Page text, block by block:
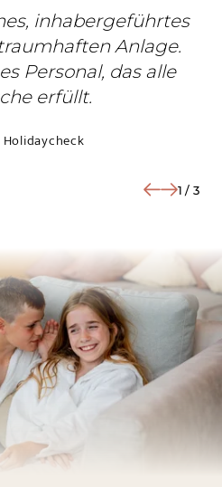
inhabergeführtes
Anlage.
Personal, das alle
erfüllt.
1 / 3